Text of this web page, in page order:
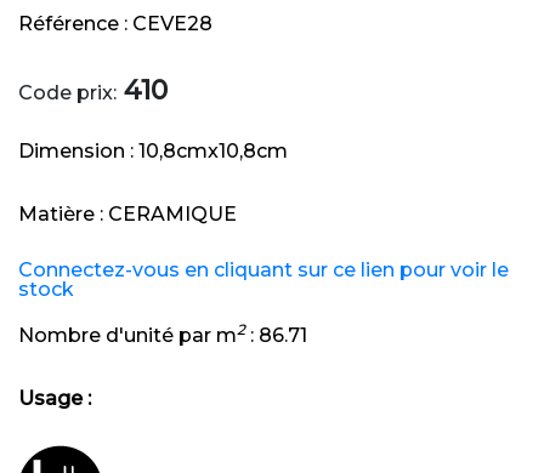
Référence : CEVE28
Code prix: 410
Dimension : 10,8cmx10,8cm
Matière : CERAMIQUE
Connectez-vous en cliquant sur ce lien pour voir le
stock
Nombre d'unité par m2: 86.71
Usage :